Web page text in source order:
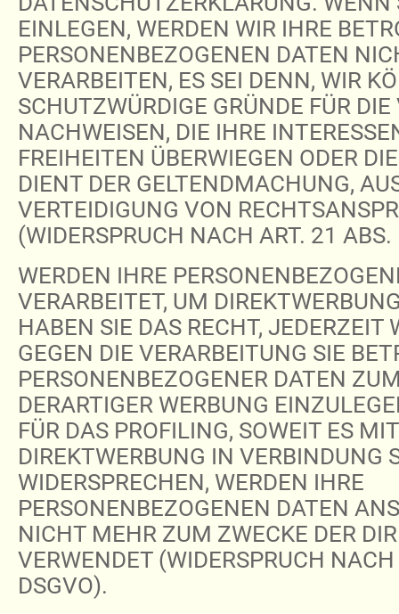
EINLEGEN, WERDEN WIR IHRE
PERSONENBEZOGENEN DATEN
VERARBEITEN, ES SEI DENN, WIR
SCHUTZWÜRDIGE GRÜNDE FÜR
NACHWEISEN, DIE IHRE
FREIHEITEN ÜBERWIEGEN ODER
DIENT DER GELTENDMACHUNG,
VERTEIDIGUNG VON
(WIDERSPRUCH NACH ART. 21
WERDEN IHRE
VERARBEITET, UM
HABEN SIE DAS RECHT, JEDERZEIT
GEGEN DIE VERARBEITUNG SIE
PERSONENBEZOGENER DATEN
DERARTIGER WERBUNG
FÜR DAS PROFILING, SOWEIT ES
DIREKTWERBUNG IN VERBINDUNG
WIDERSPRECHEN, WERDEN IHRE
PERSONENBEZOGENEN DATEN
NICHT MEHR ZUM ZWECKE DER
VERWENDET (WIDERSPRUCH
DSGVO).